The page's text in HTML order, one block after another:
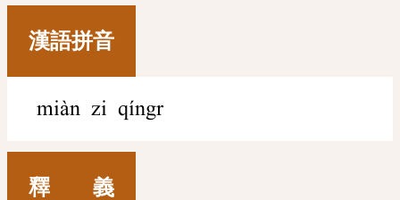
漢語拼音
miàn zi qíngr
釋 義